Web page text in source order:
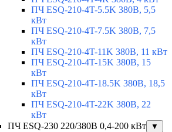
ПЧ ESQ-210-4T-5.5K 380В, 5,5
кВт
ПЧ ESQ-210-4T-7.5K 380В, 7,5
кВт
ПЧ ESQ-210-4T-11K 380В, 11 кВт
ПЧ ESQ-210-4T-15K 380В, 15
кВт
ПЧ ESQ-210-4T-18.5K 380В, 18,5
кВт
ПЧ ESQ-210-4T-22K 380В, 22
кВт
ПЧ ESQ-230 220/380В 0,4-200 кВт
▼